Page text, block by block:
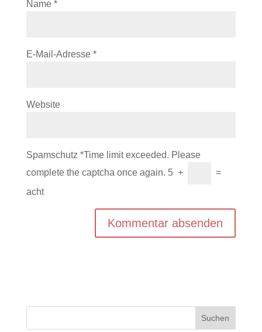
Name *
E-Mail-Adresse *
Website
Spamschutz *Time limit exceeded. Please
complete the captcha once again. 5 +
=
acht